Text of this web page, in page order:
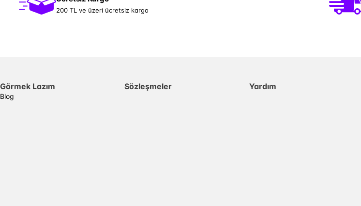
200 TL ve üzeri ücretsiz kargo
Görmek Lazım
Blog
Sözleşmeler Yardım